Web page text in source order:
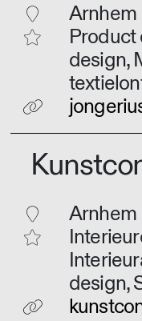
Arnhem
Product
design,
Arnhem
design,